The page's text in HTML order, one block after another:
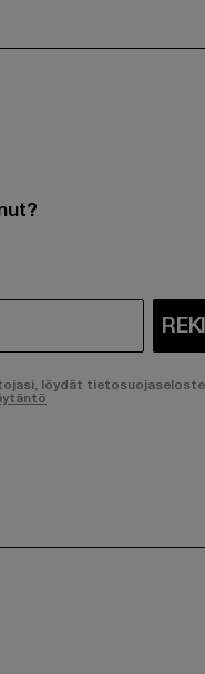
löydät
channel: